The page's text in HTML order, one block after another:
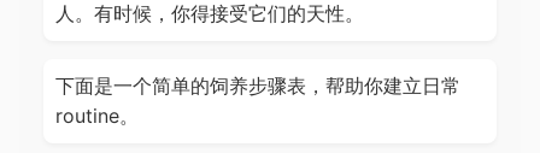
人。有时候，你得接受它们的天性。
下面是一个简单的饲养步骤表，帮助你建立日常
routine。